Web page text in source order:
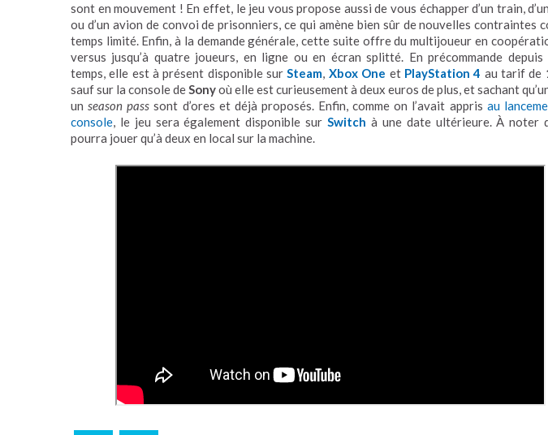
sont en mouvement ! En effet, le jeu vous propose aussi de vous échapper d’un train,
ou d’un avion de convoi de prisonniers, ce qui amène bien sûr de nouvelles contraintes
temps limité. Enfin, à la demande générale, cette suite offre du multijoueur en
versus jusqu’à quatre joueurs, en ligne ou en écran splitté. En précommande depuis
temps, elle est à présent disponible surSteam, Xbox One et PlayStation 4 au tarif de
sauf sur la console deSonyoù elle est curieusement à deux euros de plus, et sachant
unseason pass sont d’ores et déjà proposés. Enfin, comme on l’avait appris au
console, le jeu sera également disponible surSwitch à une date ultérieure. À noter
pourra jouer qu’à deux en local sur la machine.